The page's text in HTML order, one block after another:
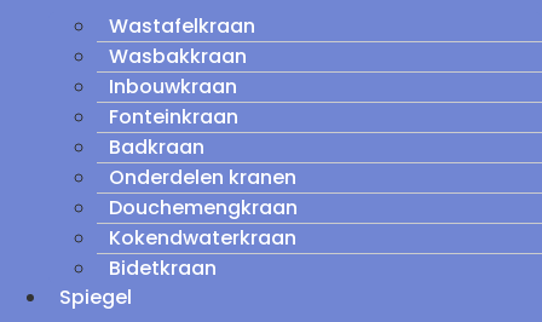
Wastafelkraan
Wasbakkraan
Inbouwkraan
Fonteinkraan
Badkraan
Onderdelen kranen
Douchemengkraan
Kokendwaterkraan
Bidetkraan
Spiegel